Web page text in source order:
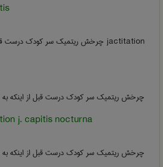
jactitation چرخش ریتمیک سر کودک درست قبل از اینکه بخواب رود ‎j c ...
چرخش ریتمیک سر کودک درست قبل از اینکه به
j. capitis nocturna
چرخش ریتمیک سر کودک درست قبل از اینکه به